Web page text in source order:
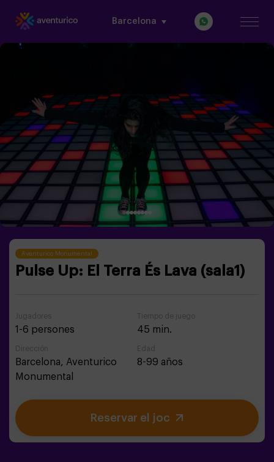
Barcelona
Aventurico Monumental
Pulse Up: El Terra És Lava (sala1)
Jugadores
1-6 persones
Tiempo de juego
45 min.
Dirección
Barcelona, Aventurico
Monumental
Edad
8-99 años
Reservar el joc